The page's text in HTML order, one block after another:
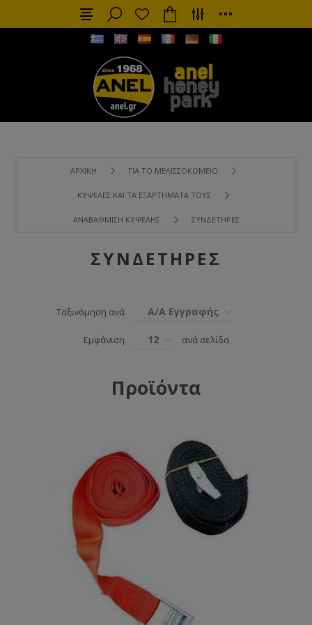
ΑΡΧΙΚΉ ΓΙΑ ΤΟ ΜΕΛΙΣΣΟΚΟΜΕΊΟ
ΚΥΨΈΛΕΣ ΚΑΙ ΤΑ ΕΞΑΡΤΉΜΑΤΑ ΤΟΥΣ
ΑΝΑΒΆΘΜΙΣΗ ΚΥΨΈΛΗΣ ΣΥΝΔΕΤΉΡΕΣ
ΣΥΝΔΕΤΉΡΕΣ
Ταξινόμηση ανά Α/Α Εγγραφής
Εμφάνιση 12 ανά σελίδα
Προϊόντα